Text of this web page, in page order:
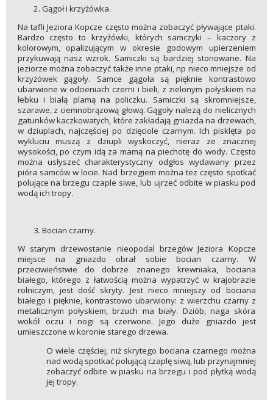
Gągoł i krzyżówka.
Na tafli Jeziora Kopcze często można zobaczyć pływające ptaki.
Bardzo często to krzyżówki, których samczyki – kaczory z
kolorowym, opalizującym w okresie godowym upierzeniem
przykuwają nasz wzrok. Samiczki są bardziej stonowane. Na
jeziorze można zobaczyć także inne ptaki, np nieco mniejsze od
krzyżówek gągoły. Samce gągoła są pięknie kontrastowo
ubarwione w odcieniach czerni i bieli, z zielonym połyskiem na
łebku i białą plamą na policzku. Samiczki są skromniejsze,
szarawe, z ciemnobrązową głową. Gągoły nalezą do nielicznych
gatunków kaczkowatych, które zakładają gniazda na drzewach,
w dziuplach, najczęściej po dzięciole czarnym. Ich pisklęta po
wykluciu muszą z dziupli wyskoczyć, nieraz ze znacznej
wysokości, po czym idą za mamą na piechotę do wody. Często
można usłyszeć charakterystyczny odgłos wydawany przez
pióra samców w locie. Nad brzegiem można tez często spotkać
polujące na brzegu czaple siwe, lub ujrzeć odbite w piasku pod
wodą ich tropy.
Bocian czarny.
W starym drzewostanie nieopodal brzegów Jeziora Kopcze
miejsce na gniazdo obrał sobie bocian czarny. W
przeciwieństwie do dobrze znanego krewniaka, bociana
białego, którego z łatwością można wypatrzyć w krajobrazie
rolniczym, jest dość skryty. Jest nieco mniejszy od bociana
białego i pięknie, kontrastowo ubarwiony: z wierzchu czarny z
metalicznym połyskiem, brzuch ma biały. Dziób, naga skóra
wokół oczu i nogi są czerwone. Jego duże gniazdo jest
umieszczone w koronie starego drzewa.
O wiele częściej, niż skrytego bociana czarnego można
nad wodą spotkać polującą czaplę siwą, lub przynajmniej
zobaczyć odbite w piasku na brzegu i pod płytką wodą
jej tropy.